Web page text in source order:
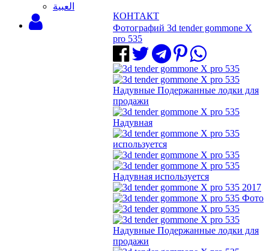
‫العبية
КОНТАКТ
Фотографий 3d tender gommone X
pro 535